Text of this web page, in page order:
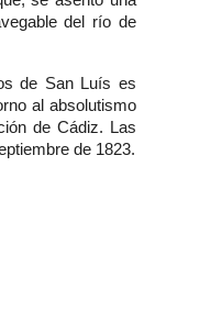
del río de
de San Luís es
al absolutismo
de Cádiz. Las
de 1823.